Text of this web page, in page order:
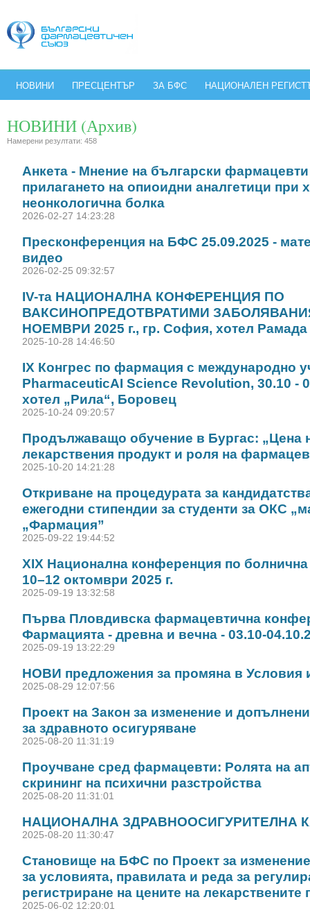
НОВИНИ ПРЕСЦЕНТЪР ЗА БФС НАЦИОНАЛЕН
НОВИНИ (Архив)
Намерени резултати: 458
Анкета - Мнение на български
прилагането на опиоидни аналгетици при
неонкологична болка
2026-02-27 14:23:28
Пресконференция на БФС 25.09.2025 -
видео
2026-02-25 09:32:57
IV-та НАЦИОНАЛНА КОНФЕРЕНЦИЯ ПО
ВАКСИНОПРЕДОТВРАТИМИ
НОЕМВРИ 2025 г., гр. София, хотел Рамада
2025-10-28 14:46:50
IX Конгрес по фармация с международно
PharmaceuticAI Science Revolution, 30.10 -
хотел „Рила“, Боровец
2025-10-24 09:20:57
Продължаващо обучение в Бургас: „Цена
лекарствения продукт и роля на
2025-10-20 14:21:28
Откриване на процедурата за
ежегодни стипендии за студенти за ОКС
„Фармация”
2025-09-22 19:44:52
ХІХ Национална конференция по
10–12 октомври 2025 г.
2025-09-19 13:32:58
Първа Пловдивска фармацевтична
Фармацията - древна и вечна - 03.10-
2025-09-19 13:22:29
НОВИ предложения за промяна в Условия
2025-08-29 12:07:56
Проект на Закон за изменение и
за здравното осигуряване
2025-08-20 11:31:19
Проучване сред фармацевти: Ролята на
скрининг на психични разстройства
2025-08-20 11:31:01
НАЦИОНАЛНА ЗДРАВНООСИГУРИТЕЛНА
2025-08-20 11:30:47
Становище на БФС по Проект за
за условията, правилата и реда за
регистриране на цените на лекарствените
2025-06-02 12:20:01